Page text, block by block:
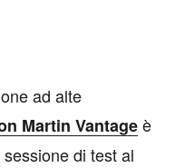
ad alte
Martin Vantageè
di test al